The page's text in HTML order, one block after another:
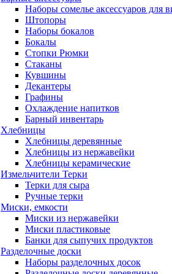
Наборы сомелье аксессуаров для
Штопоры
Наборы бокалов
Бокалы
Стопки Рюмки
Стаканы
Кувшины
Декантеры
Графины
Охлаждение напитков
Барный инвентарь
Хлебницы
Хлебницы деревянные
Хлебницы из нержавейки
Хлебницы керамические
Измельчители Терки
Терки для сыра
Ручные терки
Миски, емкости
Миски из нержавейки
Миски пластиковые
Банки для сыпучих продуктов
Разделочные доски
Наборы разделочных досок